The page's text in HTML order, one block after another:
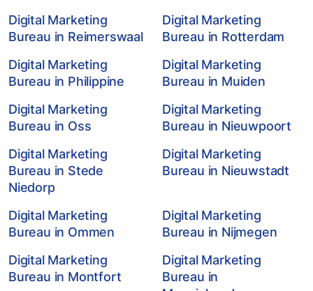
Digital Marketing
Bureau in Reimerswaal
Digital Marketing
Bureau in Rotterdam
Digital Marketing
Bureau in Philippine
Digital Marketing
Bureau in Muiden
Digital Marketing
Bureau in Oss
Digital Marketing
Bureau in Nieuwpoort
Digital Marketing
Bureau in Stede
Niedorp
Digital Marketing
Bureau in Nieuwstadt
Digital Marketing
Bureau in Ommen
Digital Marketing
Bureau in Nijmegen
Digital Marketing
Bureau in Montfort
Digital Marketing
Bureau in